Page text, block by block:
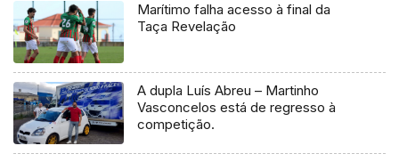
Marítimo falha acesso à final da
Taça Revelação
A dupla Luís Abreu – Martinho
Vasconcelos está de regresso à
competição.